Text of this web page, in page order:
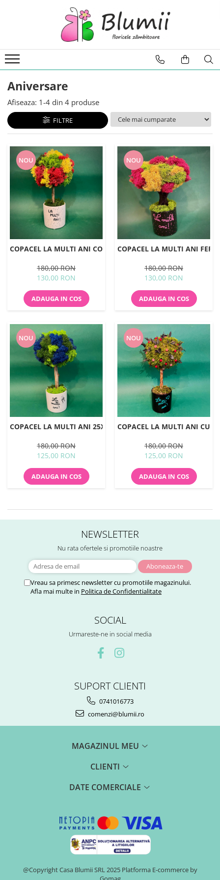
FLORI NATURALE
BUCHETE
ARANJAMENTE
INAPOI LA SCOALA
FLORI CRIOGENATE
VASE
STATUI
Aniversare
Afiseaza: 1-4 din 4 produse
FILTRE
NOU
COPACEL LA MULTI ANI COLORATI 25X13CM
180,00 RON
130,00 RON
ADAUGA IN COS
NOU
COPACEL LA MULTI ANI
180,00 RON
130,00 RON
ADAUGA IN COS
NOU
COPACEL LA MULTI ANI 25X13CM
180,00 RON
125,00 RON
ADAUGA IN COS
NOU
COPACEL LA MULTI ANI CU
180,00 RON
125,00 RON
ADAUGA IN COS
NEWSLETTER
Nu rata ofertele si promotiile noastre
Vreau sa primesc newsletter cu promotiile magazinului.
Afla mai multe in Politica de Confidentialitate
SOCIAL
Urmareste-ne in social media
SUPORT CLIENTI
0741016773
comenzi@blumii.ro
MAGAZINUL MEU
CLIENTI
DATE COMERCIALE
@Copyright Casa Blumii SRL 2025 Platforma E-commerce by